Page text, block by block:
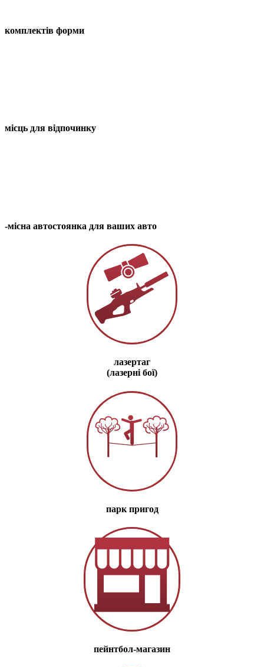
комплектів форми
місць для відпочинку
-місна автостоянка для ваших авто
лазертаг
(лазерні бої)
парк пригод
пейнтбол-магазин